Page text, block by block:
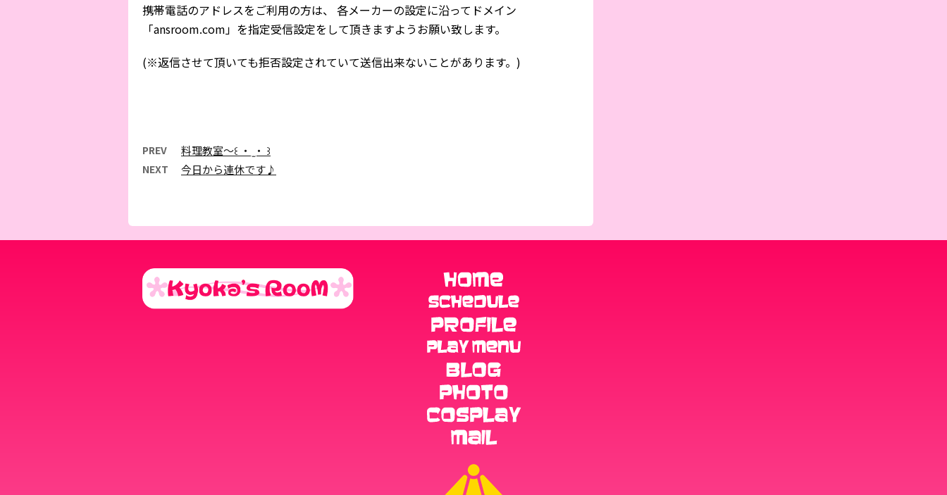
携帯電話のアドレスをご利用の方は、 各メーカーの設定に沿ってドメイン
「ansroom.com」を指定受信設定をして頂きますようお願い致します。
(※返信させて頂いても拒否設定されていて送信出来ないことがあります。)
PREV 料理教室〜꒰ ・ ̫・ ꒱
NEXT 今日から連休です♪